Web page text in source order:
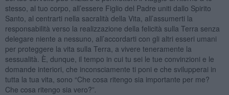
stesso, al tuo corpo, all’essere Figlio del Padre uniti dallo Spirito
Santo, al centrarti nella sacralità della Vita, all’assumerti la
responsabilità verso la realizzazione della felicità sulla Terra senza
delegare niente a nessuno, all’accordarti con gli altri esseri umani
per proteggere la vita sulla Terra, a vivere teneramente la
sessualità. È, dunque, il tempo in cui tu sei le tue convinzioni e le
domande interiori, che inconsciamente ti poni e che svilupperai in
tutta la tua vita, sono “Che cosa ritengo sia importante per me?
Che cosa ritengo sia vero?”